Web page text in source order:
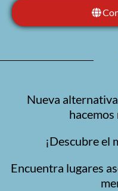
Nueva
¡Descubre el
Encuentra lugares